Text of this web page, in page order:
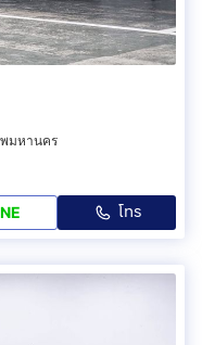
พมหานคร
โทร